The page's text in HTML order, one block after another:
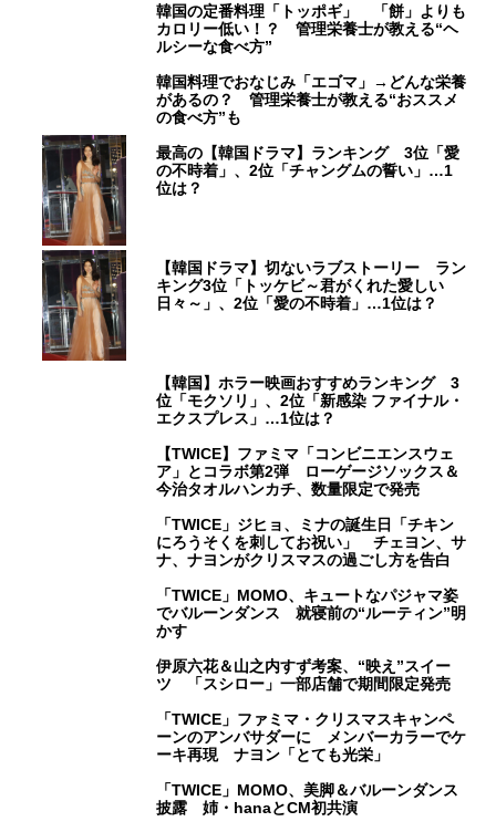
韓国の定番料理「トッポギ」 「餅」よりも
カロリー低い！？ 管理栄養士が教える“ヘ
ルシーな食べ方”
韓国料理でおなじみ「エゴマ」→どんな栄養
があるの？ 管理栄養士が教える“おススメ
の食べ方”も
最高の【韓国ドラマ】ランキング 3位「愛
の不時着」、2位「チャングムの誓い」…1
位は？
【韓国ドラマ】切ないラブストーリー ラン
キング3位「トッケビ～君がくれた愛しい
日々～」、2位「愛の不時着」…1位は？
【韓国】ホラー映画おすすめランキング 3
位「モクソリ」、2位「新感染 ファイナル・
エクスプレス」…1位は？
【TWICE】ファミマ「コンビニエンスウェ
ア」とコラボ第2弾 ローゲージソックス＆
今治タオルハンカチ、数量限定で発売
「TWICE」ジヒョ、ミナの誕生日「チキン
にろうそくを刺してお祝い」 チェヨン、サ
ナ、ナヨンがクリスマスの過ごし方を告白
「TWICE」MOMO、キュートなパジャマ姿
でバルーンダンス 就寝前の“ルーティン”明
かす
伊原六花＆山之内すず考案、“映え”スイー
ツ 「スシロー」一部店舗で期間限定発売
「TWICE」ファミマ・クリスマスキャンペ
ーンのアンバサダーに メンバーカラーでケ
ーキ再現 ナヨン「とても光栄」
「TWICE」MOMO、美脚＆バルーンダンス
披露 姉・hanaとCM初共演